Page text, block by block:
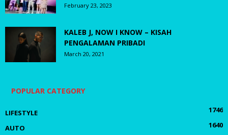
February 23, 2023
KALEB J, NOW I KNOW – KISAH
PENGALAMAN PRIBADI
March 20, 2021
POPULAR CATEGORY
LIFESTYLE
1746
AUTO
1640